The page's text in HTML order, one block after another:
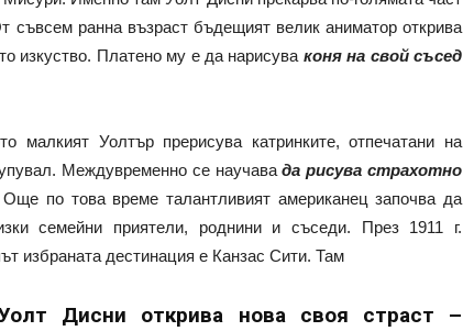
съвсем ранна възраст бъдещият велик аниматор открива
изкуство. Платено му е да нарисува коня на свой съсед
Уолтър прерисува катринките, отпечатани на
Междувременно се научавада рисува страхотно
по това време талантливият американец започва да
семейни приятели, роднини и съседи. През 1911 г.
избраната дестинация е Канзас Сити. Там
Дисни открива нова своя страст –